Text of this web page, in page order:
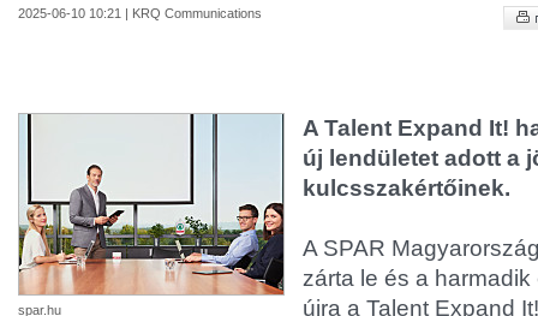
2025-06-10 10:21 | KRQ Communications
spar.hu
A Talent Expand It!
új lendületet adott a
kulcsszakértőinek.
A SPAR
zárta le és a
újra a Talent Expand